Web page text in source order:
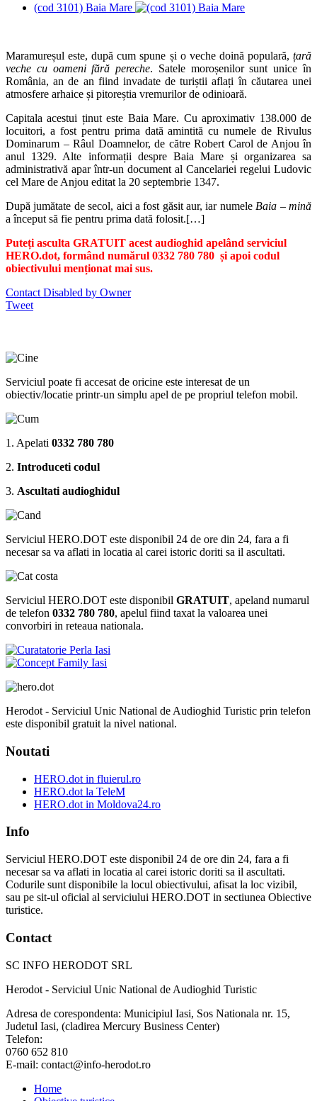
(cod 3101) Baia Mare
Maramureșul este, după cum spune și o veche doină populară, țară
veche cu oameni fără pereche. Satele moroșenilor sunt unice în
România, an de an fiind invadate de turiștii aflați în căutarea unei
atmosfere arhaice și pitoreștia vremurilor de odinioară.
Capitala acestui ținut este Baia Mare. Cu aproximativ 138.000 de
locuitori, a fost pentru prima dată amintită cu numele de Rivulus
Dominarum – Râul Doamnelor, de către Robert Carol de Anjou în
anul 1329. Alte informații despre Baia Mare și organizarea sa
administrativă apar într-un document al Cancelariei regelui Ludovic
cel Mare de Anjou editat la 20 septembrie 1347.
După jumătate de secol, aici a fost găsit aur, iar numele Baia – mină
a început să fie pentru prima dată folosit.[…]
Puteți asculta GRATUIT acest audioghid apelând serviciul
HERO.dot, formând numărul 0332 780 780 și apoi codul
obiectivului menționat mai sus.
Contact Disabled by Owner
Tweet
Serviciul poate fi accesat de oricine este interesat de un
obiectiv/locatie printr-un simplu apel de pe propriul telefon mobil.
1. Apelati 0332 780 780
2. Introduceti codul
3. Ascultati audioghidul
Serviciul HERO.DOT este disponibil 24 de ore din 24, fara a fi
necesar sa va aflati in locatia al carei istoric doriti sa il ascultati.
Serviciul HERO.DOT este disponibil GRATUIT, apeland numarul
de telefon 0332 780 780, apelul fiind taxat la valoarea unei
convorbiri in reteaua nationala.
Herodot - Serviciul Unic National de Audioghid Turistic prin telefon
este disponibil gratuit la nivel national.
Noutati
HERO.dot in fluierul.ro
HERO.dot la TeleM
HERO.dot in Moldova24.ro
Info
Serviciul HERO.DOT este disponibil 24 de ore din 24, fara a fi
necesar sa va aflati in locatia al carei istoric doriti sa il ascultati.
Codurile sunt disponibile la locul obiectivului, afisat la loc vizibil,
sau pe sit-ul oficial al serviciului HERO.DOT in sectiunea Obiective
turistice.
Contact
SC INFO HERODOT SRL
Herodot - Serviciul Unic National de Audioghid Turistic
Adresa de corespondenta: Municipiul Iasi, Sos Nationala nr. 15,
Judetul Iasi, (cladirea Mercury Business Center)
Telefon:
0760 652 810
E-mail: contact@info-herodot.ro
Home